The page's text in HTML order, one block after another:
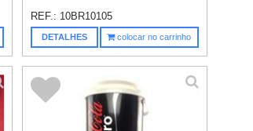
REF.: 10BR10105
DETALHES colocar no carrinho